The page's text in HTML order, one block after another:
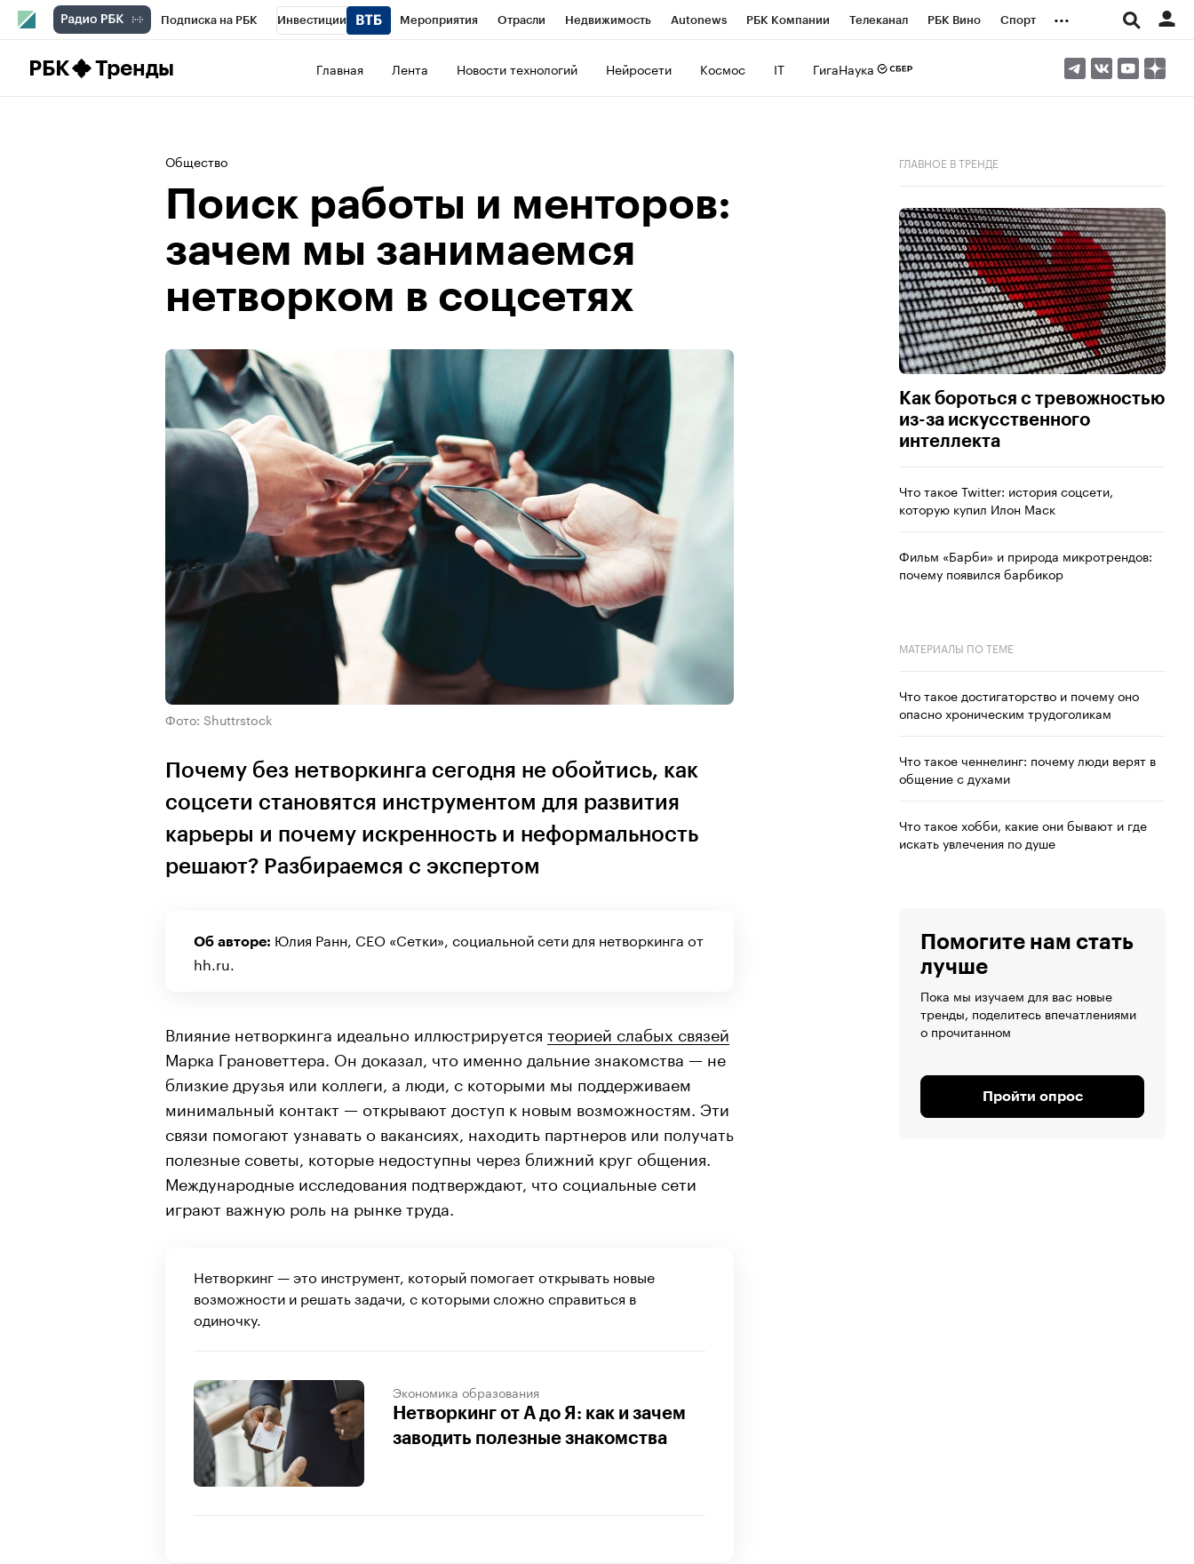
Подписка на РБК Инвестиции Мероприятия Отрасли Недвижимость Autonews РБК Компании Телеканал РБК Вино Спорт ...
РБК Тренды Главная Лента Новости технологий Нейросети Космос IT ГигаНаука
Общество
Поиск работы и менторов:
зачем мы занимаемся
нетворком в соцсетях
Фото: Shuttrstock
Почему без нетворкинга сегодня не обойтись, как
соцсети становятся инструментом для развития
карьеры и почему искренность и неформальность
решают? Разбираемся с экспертом
Об авторе: Юлия Ранн, CEO «Сетки», социальной сети для нетворкинга от
hh.ru.
Влияние нетворкинга идеально иллюстрируется теорией слабых связей
Марка Грановеттера. Он доказал, что именно дальние знакомства — не
близкие друзья или коллеги, а люди, с которыми мы поддерживаем
минимальный контакт — открывают доступ к новым возможностям. Эти
связи помогают узнавать о вакансиях, находить партнеров или получать
полезные советы, которые недоступны через ближний круг общения.
Международные исследования подтверждают, что социальные сети
играют важную роль на рынке труда.
Нетворкинг — это инструмент, который помогает открывать новые
возможности и решать задачи, с которыми сложно справиться в
одиночку.
Экономика образования
Нетворкинг от А до Я: как и зачем
заводить полезные знакомства
ГЛАВНОЕ В ТРЕНДЕ
Как бороться с тревожностью
из-за искусственного
интеллекта
Что такое Twitter: история соцсети,
которую купил Илон Маск
Фильм «Барби» и природа микротрендов:
почему появился барбикор
МАТЕРИАЛЫ ПО ТЕМЕ
Что такое достигаторство и почему оно
опасно хроническим трудоголикам
Что такое ченнелинг: почему люди верят в
общение с духами
Что такое хобби, какие они бывают и где
искать увлечения по душе
Помогите нам стать
лучше
Пока мы изучаем для вас новые
тренды, поделитесь впечатлениями
о прочитанном
Пройти опрос